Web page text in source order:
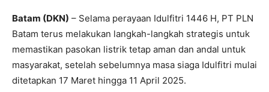
Batam (DKN) – Selama perayaan Idulfitri 1446 H, PT PLN
Batam terus melakukan langkah-langkah strategis untuk
memastikan pasokan listrik tetap aman dan andal untuk
masyarakat, setelah sebelumnya masa siaga Idulfitri mulai
ditetapkan 17 Maret hingga 11 April 2025.